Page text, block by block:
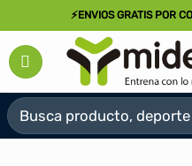
al
contenido
⚡ENVIOS GRATIS POR
Buscar
por: